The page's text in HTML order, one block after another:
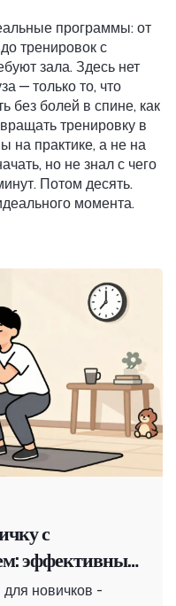
программы: от
тренировок с
зала. Здесь нет
— только то, что
без болей в спине, как
тренировку в
на практике, а не на
но не знал с чего
Потом десять.
момента.
с
эффективные
новичков -